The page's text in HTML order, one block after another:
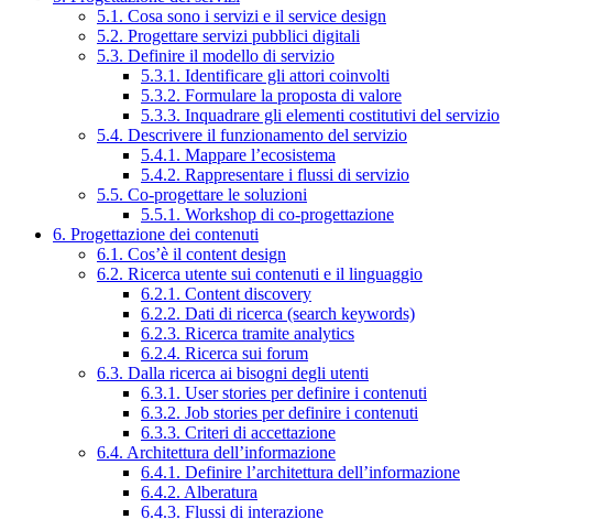
5.1. Cosa sono i servizi e il service design
5.2. Progettare servizi pubblici digitali
5.3. Definire il modello di servizio
5.3.1. Identificare gli attori coinvolti
5.3.2. Formulare la proposta di valore
5.3.3. Inquadrare gli elementi costitutivi del servizio
5.4. Descrivere il funzionamento del servizio
5.4.1. Mappare l’ecosistema
5.4.2. Rappresentare i flussi di servizio
5.5. Co-progettare le soluzioni
5.5.1. Workshop di co-progettazione
6. Progettazione dei contenuti
6.1. Cos’è il content design
6.2. Ricerca utente sui contenuti e il linguaggio
6.2.1. Content discovery
6.2.2. Dati di ricerca (search keywords)
6.2.3. Ricerca tramite analytics
6.2.4. Ricerca sui forum
6.3. Dalla ricerca ai bisogni degli utenti
6.3.1. User stories per definire i contenuti
6.3.2. Job stories per definire i contenuti
6.3.3. Criteri di accettazione
6.4. Architettura dell’informazione
6.4.1. Definire l’architettura dell’informazione
6.4.2. Alberatura
6.4.3. Flussi di interazione